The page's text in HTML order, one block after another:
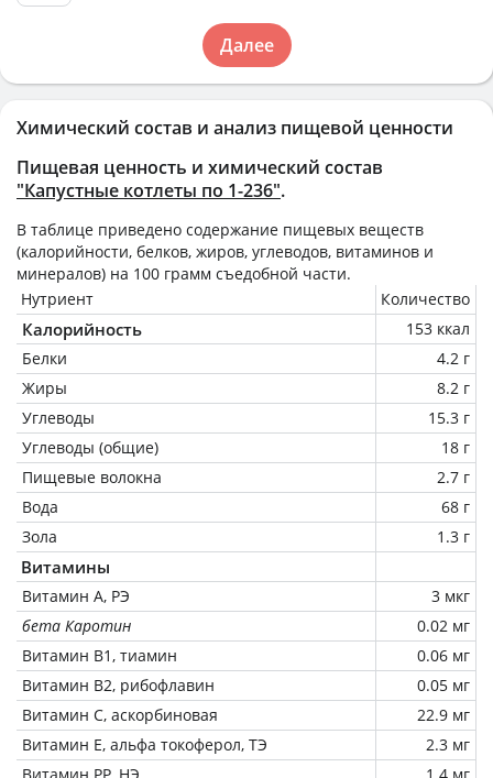
Химический состав и анализ пищевой ценности
Пищевая ценность и химический состав
"Капустные котлеты по 1-236".
В таблице приведено содержание пищевых веществ
(калорийности, белков, жиров, углеводов, витаминов и
минералов) на 100 грамм съедобной части.
Нутриент
Количество
Калорийность
153 ккал
Белки
4.2 г
Жиры
8.2 г
Углеводы
15.3 г
Углеводы (общие)
18 г
Пищевые волокна
2.7 г
Вода
68 г
Зола
1.3 г
Витамины
Витамин А, РЭ
3 мкг
бета Каротин
0.02 мг
Витамин В1, тиамин
0.06 мг
Витамин В2, рибофлавин
0.05 мг
Витамин C, аскорбиновая
22.9 мг
Витамин Е, альфа токоферол, ТЭ
2.3 мг
Далее